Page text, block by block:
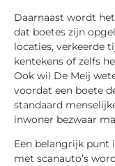
Daarnaast wordt
dat boetes zijn
locaties, verkeerde
kentekens of zelfs
Ook wil De Meij
voordat een boete
standaard
inwoner bezwaar
Een belangrijk punt
met scanauto’s